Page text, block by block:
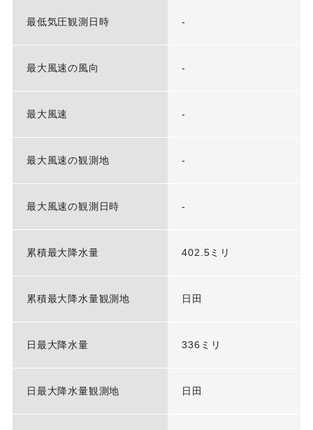
最低気圧観測日時 -
最大風速の風向 -
最大風速 -
最大風速の観測地 -
最大風速の観測日時 -
累積最大降水量 402.5ミリ
累積最大降水量観測地 日田
日最大降水量 336ミリ
日最大降水量観測地 日田